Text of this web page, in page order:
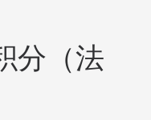
分（法